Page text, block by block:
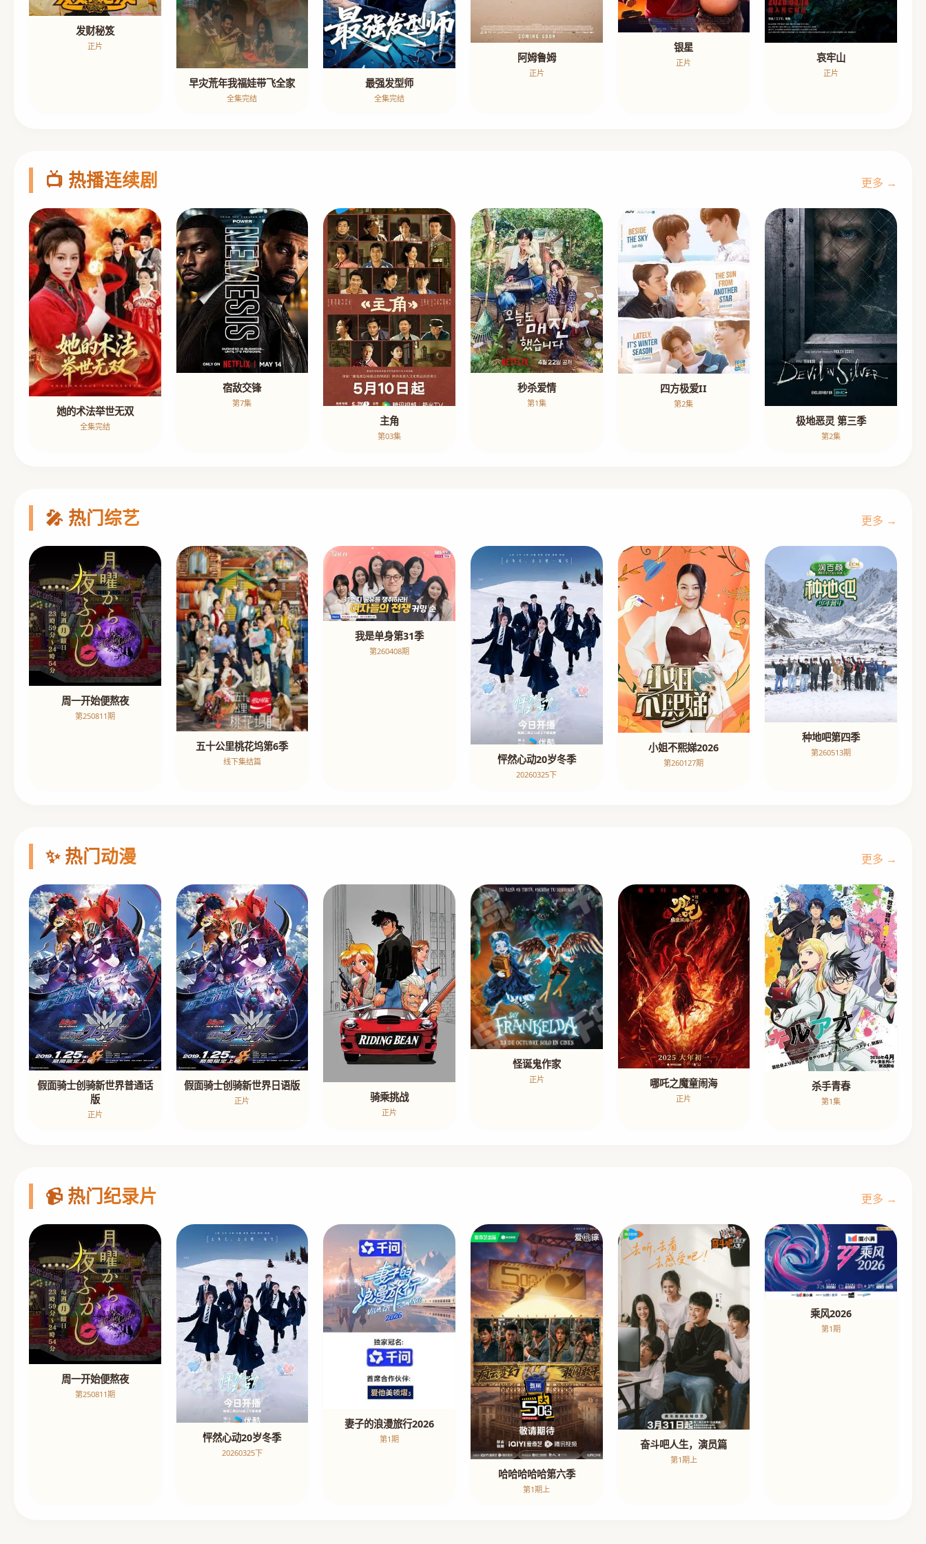
发财秘笈
正片
早灾荒年我福娃带飞全家
全集完结
最强发型师
全集完结
阿姆鲁姆
正片
银星
正片 哀牢山
正片
📺 热播连续剧 更多 →
她的术法举世无双
全集完结
宿敌交锋
第7集
主角
第03集
秒杀爱情
第1集
四方极爱II
第2集
极地恶灵 第三季
第2集
🎤 热门综艺 更多 →
周一开始便熬夜
第250811期
五十公里桃花坞第6季
线下集结篇
我是单身第31季
第260408期
怦然心动20岁冬季
20260325下
小姐不熙娣2026
第260127期
种地吧第四季
第260513期
✨ 热门动漫 更多 →
假面骑士创骑新世界普通话
版
正片
假面骑士创骑新世界日语版
正片 骑乘挑战
正片
怪诞鬼作家
正片 哪吒之魔童闹海
正片
杀手青春
第1集
📹 热门纪录片 更多 →
周一开始便熬夜
第250811期
怦然心动20岁冬季
20260325下
妻子的浪漫旅行2026
第1期
哈哈哈哈哈第六季
第1期上
奋斗吧人生，演员篇
第1期上
乘风2026
第1期